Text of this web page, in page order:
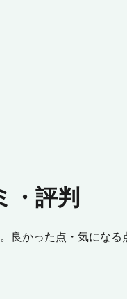
・評判
かった点・気になる